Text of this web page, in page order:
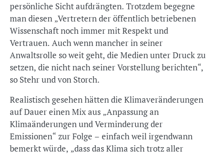
persönliche Sicht aufdrängten. Trotzdem begegne
man diesen „Vertretern der öffentlich betriebenen
Wissenschaft noch immer mit Respekt und
Vertrauen. Auch wenn mancher in seiner
Anwaltsrolle so weit geht, die Medien unter Druck zu
setzen, die nicht nach seiner Vorstellung berichten“,
so Stehr und von Storch.
Realistisch gesehen hätten die Klimaveränderungen
auf Dauer einen Mix aus „Anpassung an
Klimaänderungen und Verminderung der
Emissionen“ zur Folge – einfach weil irgendwann
bemerkt würde, „dass das Klima sich trotz aller